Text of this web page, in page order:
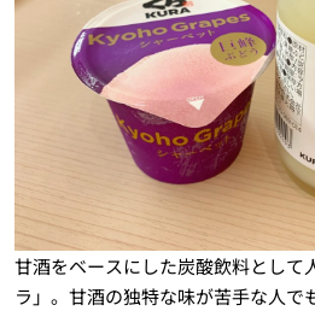
甘酒をベースにした炭酸飲料として
ラ」。甘酒の独特な味が苦手な人で